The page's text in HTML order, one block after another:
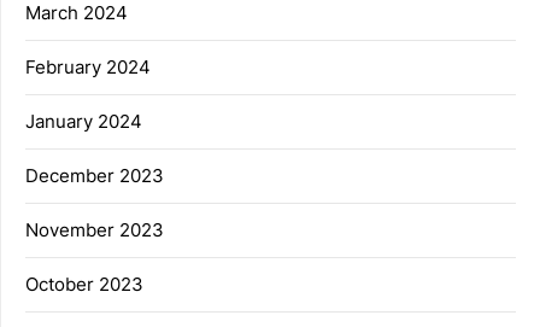
March 2024
February 2024
January 2024
December 2023
November 2023
October 2023